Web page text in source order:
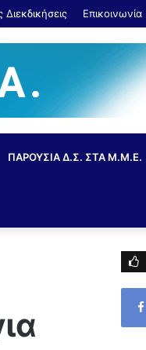
Διεκδικήσεις Επικοινωνία
ΠΑΡΟΥΣΙΑ Δ.Σ. ΣΤΑ Μ.Μ.Ε.